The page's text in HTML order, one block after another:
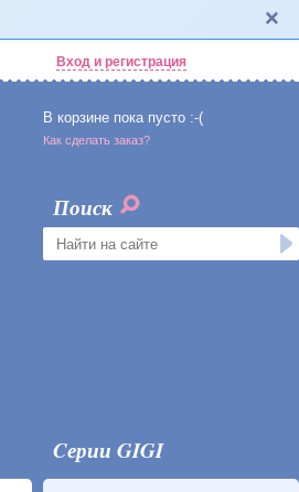
Вход и регистрация
В корзине пока пусто :-(
Как сделать заказ?
Поиск
Cерии GIGI